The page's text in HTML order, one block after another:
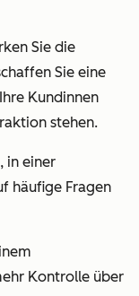
Sie die
Sie eine
Kundinnen
stehen.
in einer
häufige Fragen
Kontrolle über